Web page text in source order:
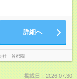
詳細へ
社 首都圏
掲載日：2026.07.30